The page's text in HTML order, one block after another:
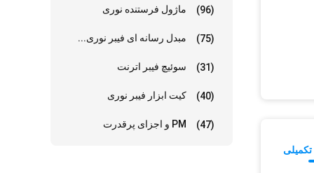
ماژول فرستنده نوری (96)
مبدل رسانه ای فیبر نوری... (75)
سوئیچ فیبر اترنت (31)
کیت ابزار فیبر نوری (40)
PM و اجزای پرقدرت (47)